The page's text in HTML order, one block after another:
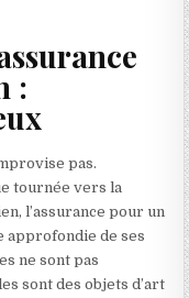
:
pas.
tournée vers la
l’assurance pour un
approfondie de ses
ne sont pas
sont des objets d’art